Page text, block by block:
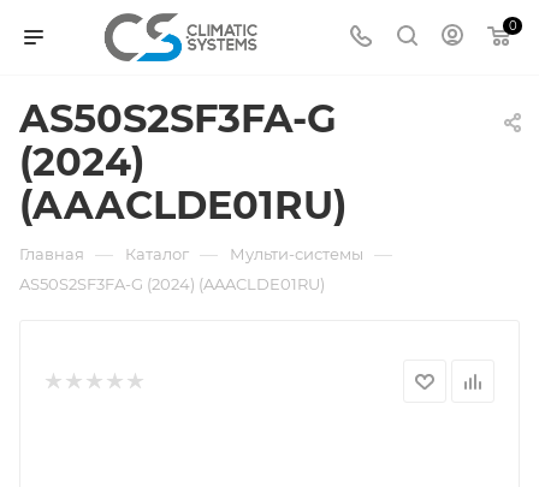
0
AS50S2SF3FA-G
(2024)
(AAACLDE01RU)
Главная — Каталог — Мульти-системы —
AS50S2SF3FA-G (2024) (AAACLDE01RU)